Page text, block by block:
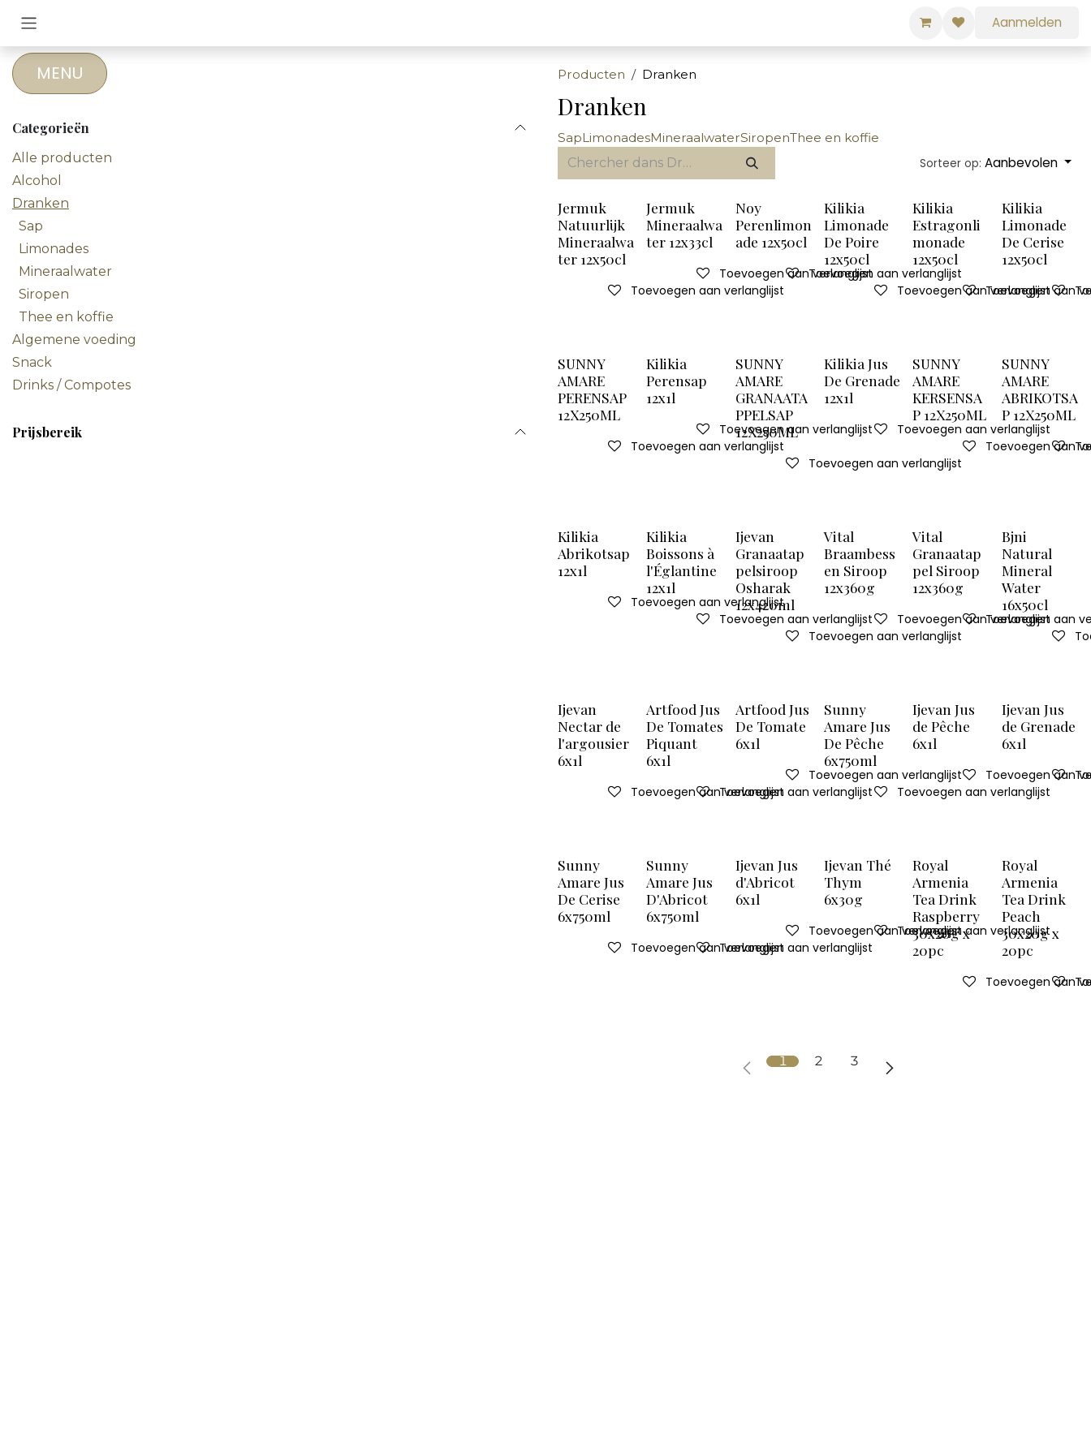
Aanmelden
MENU
Categorieën
Alle producten
Alcohol
Dranken
Sap
Limonades
Mineraalwater
Siropen
Thee en koffie
Algemene voeding
Snack
Drinks / Compotes
Prijsbereik
Producten Dranken
Dranken
SapLimonadesMineraalwaterSiropenThee en koffie
Sorteer op: Aanbevolen
Jermuk
Natuurlijk
Mineraalwa
ter 12x50cl
Toevoegen aan verlanglijst
Jermuk
Mineraalwa
ter 12x33cl
Toevoegen aan verlanglijst
Noy
Perenlimon
ade 12x50cl
Toevoegen aan verlanglijst
Kilikia
Limonade
De Poire
12x50cl
Toevoegen aan verlanglijst
Kilikia
Estragonli
monade
12x50cl
Toevoegen aan
Kilikia
Limonade
De Cerise
12x50cl
SUNNY
AMARE
PERENSAP
12X250ML
Toevoegen aan verlanglijst
Kilikia
Perensap
12x1l
Toevoegen aan verlanglijst
SUNNY
AMARE
GRANAATA
PPELSAP
12X250ML
Toevoegen aan verlanglijst
Kilikia Jus
De Grenade
12x1l
Toevoegen aan verlanglijst
SUNNY
AMARE
KERSENSA
P 12X250ML
Toevoegen aan
SUNNY
AMARE
ABRIKOTSA
P 12X250ML
Kilikia
Abrikotsap
12x1l
Toevoegen aan verlanglijst
Kilikia
Boissons à
l'Églantine
12x1l
Toevoegen aan verlanglijst
Ijevan
Granaatap
pelsiroop
Osharak
12x420ml
Toevoegen aan verlanglijst
Vital
Braambess
en Siroop
12x360g
Toevoegen aan verlanglijst
Vital
Granaatap
pel Siroop
12x360g
Toevoegen aan
Bjni
Natural
Mineral
Water
16x50cl
Ijevan
Nectar de
l'argousier
6x1l
Toevoegen aan verlanglijst
Artfood Jus
De Tomates
Piquant
6x1l
Toevoegen aan verlanglijst
Artfood Jus
De Tomate
6x1l
Toevoegen aan verlanglijst
Sunny
Amare Jus
De Pêche
6x750ml
Toevoegen aan verlanglijst
Ijevan Jus
de Pêche
6x1l
Toevoegen aan
Ijevan Jus
de Grenade
6x1l
Sunny
Amare Jus
De Cerise
6x750ml
Toevoegen aan verlanglijst
Sunny
Amare Jus
D'Abricot
6x750ml
Toevoegen aan verlanglijst
Ijevan Jus
d'Abricot
6x1l
Toevoegen aan verlanglijst
Ijevan Thé
Thym
6x30g
Toevoegen aan verlanglijst
Royal
Armenia
Tea Drink
Raspberry
30x20g x
20pc
Toevoegen aan
Royal
Armenia
Tea Drink
Peach
30x20g x
20pc
1 2 3